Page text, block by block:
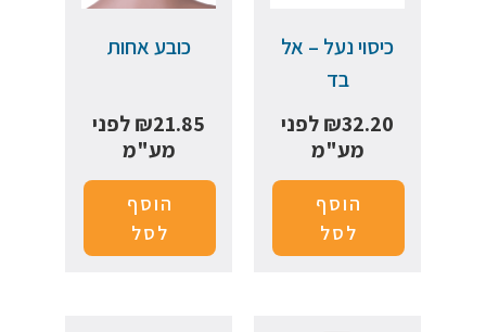
כיסוי נעל – אל
בד
₪32.20
לפני
מע"מ
הוסף
לסל
כובע אחות
₪21.85
לפני
מע"מ
הוסף
לסל